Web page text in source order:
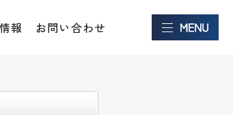
報 お問い合わせ